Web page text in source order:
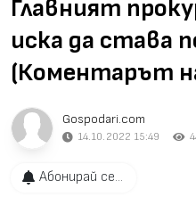
Главният
иска да става
(Коментарът
Gospodari.com
14.10.2022 15:49
Абонирай се...